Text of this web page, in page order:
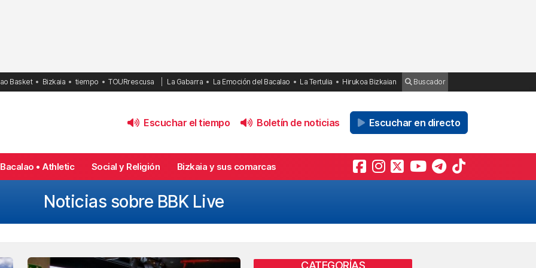
Basket Bizkaia tiempo TOURrescusa La Gabarra La Emoción del Bacalao La Tertulia Hirukoa Bizkaian Buscador
Escuchar el tiempo Boletín de noticias Escuchar en directo
Bacalao • Athletic Social y Religión Bizkaia y sus comarcas
Noticias sobre BBK Live
CATEGORÍAS